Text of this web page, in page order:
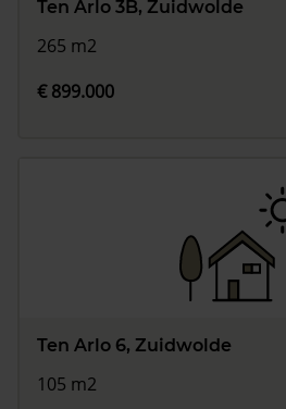
Ten Arlo 3B, Zuidwolde
265 m2
€ 899.000
Ten Arlo 6, Zuidwolde
105 m2